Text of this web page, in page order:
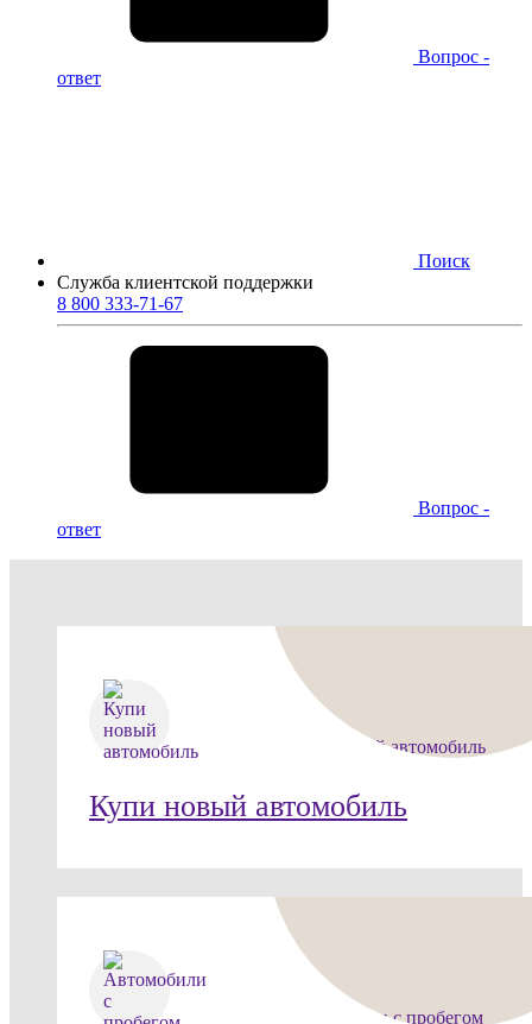
Вопрос -
ответ
Поиск
Служба клиентской поддержки
8 800 333-71-67
Вопрос -
ответ
Купи новый автомобиль